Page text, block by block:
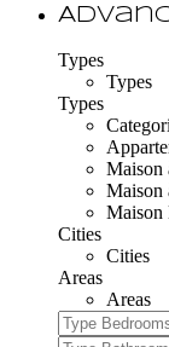
Types
Types
Types
Maison
Maison
Maison
Cities
Cities
Areas
Areas